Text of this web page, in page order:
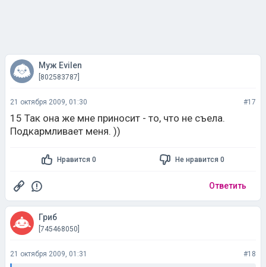
Муж Evilen
[802583787]
21 октября 2009, 01:30 #17
15 Так она же мне приносит - то, что не съела.
Подкармливает меня. ))
Нравится 0 Не нравится 0
Ответить
Гриб
[745468050]
21 октября 2009, 01:31 #18